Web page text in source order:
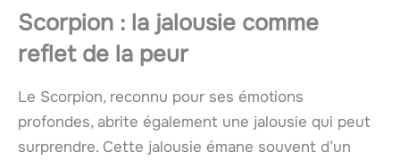
Scorpion : la jalousie comme
reflet de la peur
Le Scorpion, reconnu pour ses émotions
profondes, abrite également une jalousie qui peut
surprendre. Cette jalousie émane souvent d’un